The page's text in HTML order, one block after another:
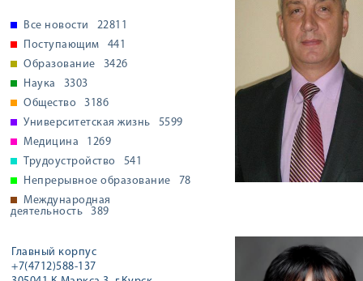
Все новости
22811
Поступающим
441
Образование
3426
Наука
3303
Общество
3186
Университетская жизнь
5599
Медицина
1269
Трудоустройство
541
Непрерывное образование
78
Международная
деятельность
389
Главный корпус
+7(4712)588-137